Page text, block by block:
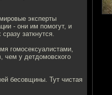
эксперты
- они им помогут, и
заткнутся.
гомосексуалистами,
чем у детдомовского
бесовщины. Тут чистая